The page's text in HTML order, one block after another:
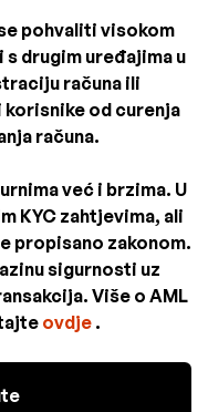
pohvaliti visokom
drugim uređajima u
računa ili
od curenja
računa.
već i brzima. U
KYC zahtjevima, ali
propisano zakonom.
sigurnosti uz
Više o AML
ovdje.